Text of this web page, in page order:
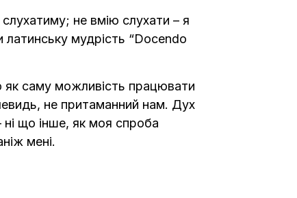
не вмію слухати – я
мудрість “Docendo
як саму можливість працювати
не притаманний нам. Дух
ні що інше, як моя спроба
мені.